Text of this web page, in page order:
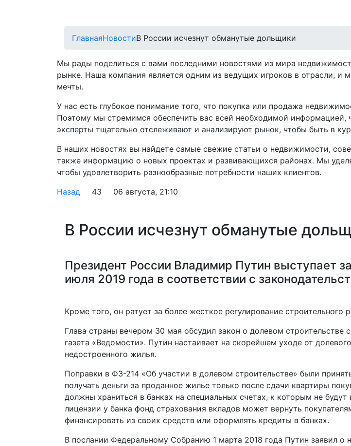
ГлавнаяНовостиВ России исчезнут обманутые дольщики
Мы рады поделиться с вами последними новостями из мира
рынке. Наша компания является одним из ведущих игроков в отрасли,
мечты.
У нас есть глубокое понимание того, что покупка или продажа
Поэтому мы стремимся обеспечить вас всей необходимой
эксперты тщательно отслеживают и анализируют рынок, чтобы быть в
В наших новостях вы найдете самые свежие статьи о недвижимости,
также информацию о новых проектах и развивающихся районах. Мы
чтобы удовлетворить разнообразные потребности наших клиентов.
Назад
43 06 августа, 21:10
В России исчезнут обманутые
Президент России Владимир Путин выступает
июля 2019 года в соответствии с
Кроме того, он ратует за более жесткое регулирование строительного
Глава страны вечером 30 мая обсудил закон о долевом
газета «Ведомости». Путин настаивает на скорейшем уходе от
недостроенного жилья.
Поправки в ФЗ-214 «Об участии в долевом строительстве» были
получать деньги за проданное жилье только после сдачи квартиры
должны храниться в банках на специальных счетах, к которым не
лицензии у банка фонд страхования вкладов может вернуть
финансировать из своих средств или оформлять кредиты в банках.
В послании Федеральному Собранию 1 марта 2018 года Путин заявил